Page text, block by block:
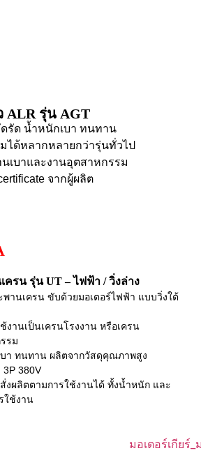
ALR รุ่น AGT
รัด น้ำหนักเบา ทนทาน
ได้หลากหลายกว่ารุ่นทั่วไป
นเบาและงานอุตสาหกรรม
จากผู้ผลิต
รน รุ่น UT – ไฟฟ้า / วิ่งล่าง
านเครน ขับด้วยมอเตอร์ไฟฟ้า แบบวิ่งใต้
งานเป็นเครนโรงงาน หรือเครน
รม
า ทนทาน ผลิตจากวัสดุคุณภาพสูง
380V
งผลิตตามการใช้งานได้ ทั้งน้ำหนัก และ
ใช้งาน